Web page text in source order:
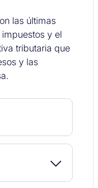
las últimas
y el
tributaria que
y las